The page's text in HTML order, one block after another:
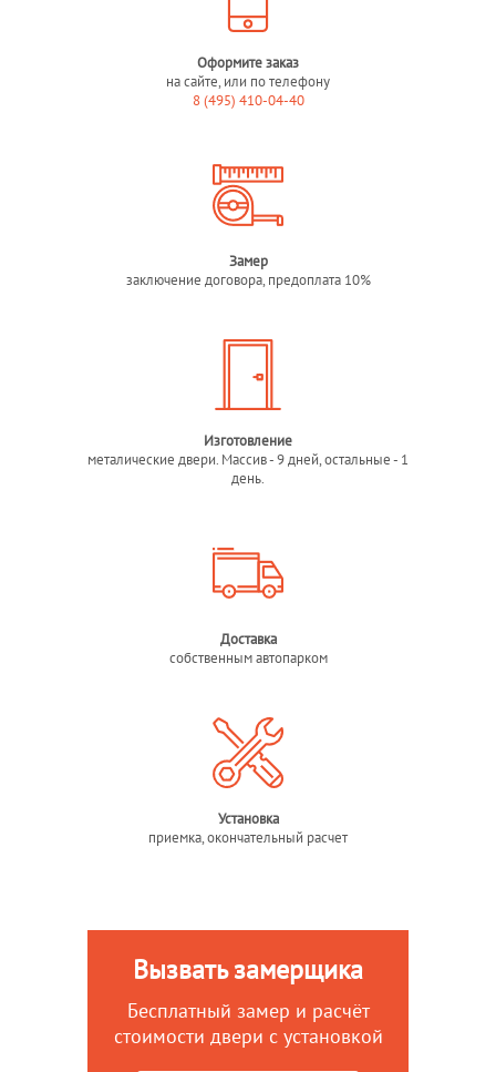
Оформите заказ
на сайте, или по телефону
8 (495) 410-04-40
Замер
заключение договора, предоплата 10%
Изготовление
металические двери. Массив - 9 дней, остальные - 1
день.
Доставка
собственным автопарком
Установка
приемка, окончательный расчет
Вызвать замерщика
Бесплатный замер и расчёт
стоимости двери с установкой